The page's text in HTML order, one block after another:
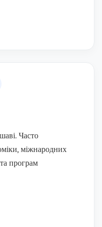
Часто
міжнародних
програм